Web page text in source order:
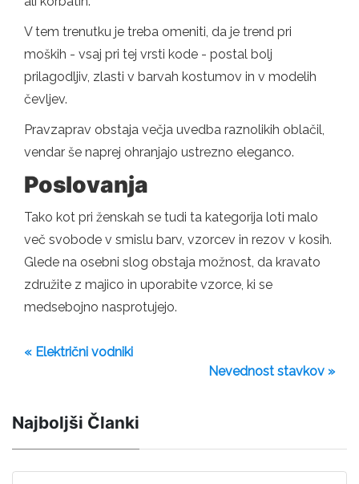
V tem trenutku je treba omeniti, da je trend pri
moških - vsaj pri tej vrsti kode - postal bolj
prilagodljiv, zlasti v barvah kostumov in v modelih
čevljev.
Pravzaprav obstaja večja uvedba raznolikih oblačil,
vendar še naprej ohranjajo ustrezno eleganco.
Poslovanja
Tako kot pri ženskah se tudi ta kategorija loti malo
več svobode v smislu barv, vzorcev in rezov v kosih.
Glede na osebni slog obstaja možnost, da kravato
združite z majico in uporabite vzorce, ki se
medsebojno nasprotujejo.
« Električni vodniki
Nevednost stavkov »
Najboljši Članki